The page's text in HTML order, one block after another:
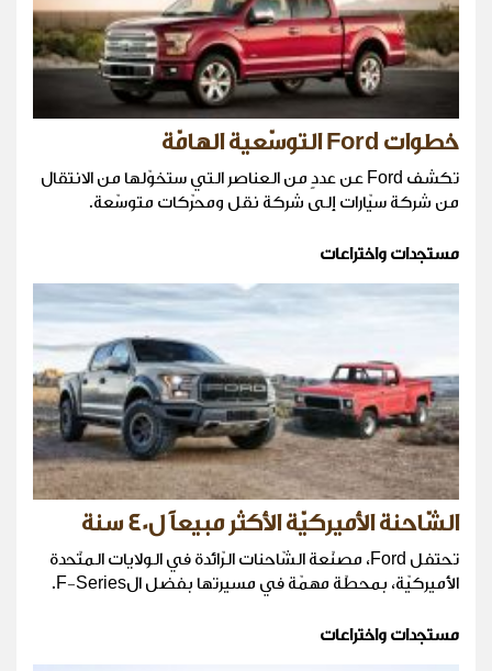
خطوات Ford التوسّعية الهامّة
تكشف Ford عن عددٍ من العناصر التي ستخوّلها من الانتقال
من شركة سيّارات إلى شركة نقل ومحرّكات متوسّعة.
مستجدات واختراعات
الشّاحنة الأميركيّة الأكثر مبيعاً ل40 سنة
تحتفل Ford، مصنّعة الشّاحنات الرّائدة في الولايات المتّحدة
الأميركيّة، بمحطّة مهمّة في مسيرتها بفضل الF-Series.
مستجدات واختراعات